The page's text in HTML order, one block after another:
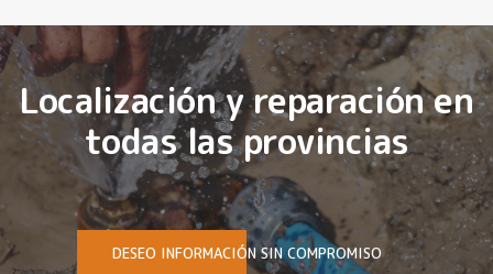
Localización y reparación en
todas las provincias
DESEO INFORMACIÓN SIN COMPROMISO